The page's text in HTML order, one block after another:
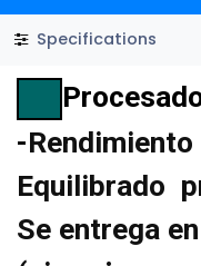
Specifications
-
Equilibrado
Se entrega